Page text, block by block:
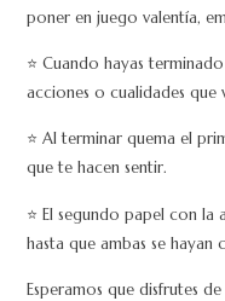
poner en juego valentía,
⭐ Cuando hayas
acciones o cualidades que
⭐ Al terminar quema el
que te hacen sentir.
⭐ El segundo papel con
hasta que ambas se hayan
Esperamos que disfrutes